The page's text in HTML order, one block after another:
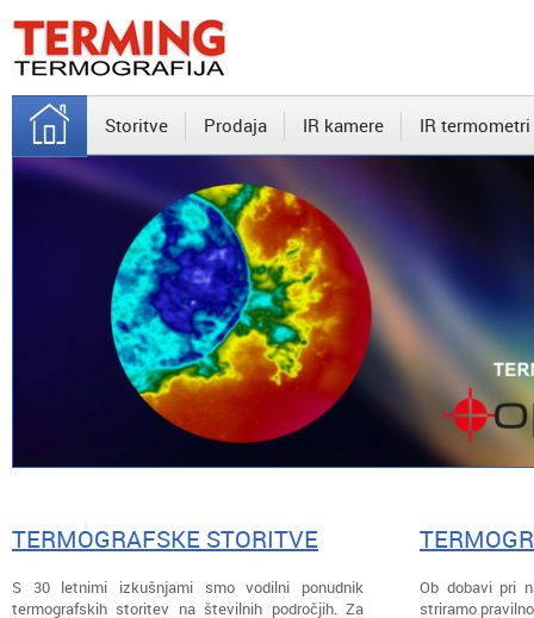
Storitve Prodaja IR kamere IR termometri
TERMOGRAFSKE STORITVE
S 30 letnimi izkušnjami smo vodilni ponudnik
termografskih storitev na številnih področjih. Za
Ob dobavi pri
striramo